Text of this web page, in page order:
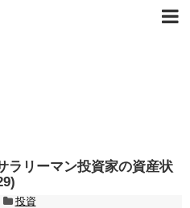
ラリーマン投資家の資産状
投資